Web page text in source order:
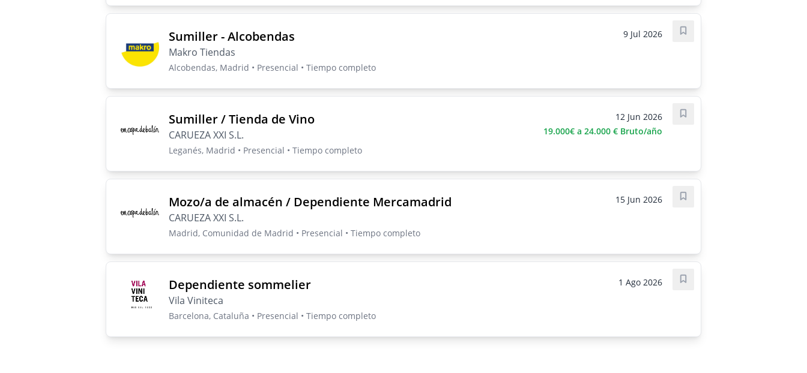
Sumiller - Alcobendas
Makro Tiendas
Alcobendas, Madrid • Presencial • Tiempo completo
9 Jul 2026 Guardar oferta
Sumiller / Tienda de Vino
CARUEZA XXI S.L.
Leganés, Madrid • Presencial • Tiempo completo
12 Jun 2026
19.000€ a 24.000 € Bruto/año
Guardar oferta
Mozo/a de almacén / Dependiente Mercamadrid
CARUEZA XXI S.L.
Madrid, Comunidad de Madrid • Presencial • Tiempo completo
15 Jun 2026 Guardar oferta
Dependiente sommelier
Vila Viniteca
Barcelona, Cataluña • Presencial • Tiempo completo
1 Ago 2026 Guardar oferta